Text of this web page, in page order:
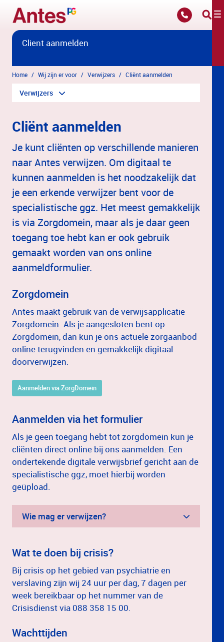
Overslaan en naar hoofdinhoud gaan
Client aanmelden
Home Wij zijn er voor Verwijzers Cliënt aanmelden
Verwijzers
Cliënt aanmelden
Je kunt cliënten op verschillende manieren
naar Antes verwijzen. Om digitaal te
kunnen aanmelden is het noodzakelijk dat
je een erkende verwijzer bent voor de
specialistische ggz. Het meest gemakkelijk
is via Zorgdomein, maar als je daar geen
toegang toe hebt kan er ook gebruik
gemaakt worden van ons online
aanmeldformulier.
Zorgdomein
Antes maakt gebruik van de verwijsapplicatie
Zorgdomein. Als je aangesloten bent op
Zorgdomein, dan kun je ons actuele zorgaanbod
online terugvinden en gemakkelijk digitaal
doorverwijzen.
Aanmelden via ZorgDomein
Aanmelden via het formulier
Als je geen toegang hebt tot zorgdomein kun je
cliënten direct online bij ons aanmelden. Een
ondertekende digitale verwijsbrief gericht aan de
specialistische ggz, moet hierbij worden
geüpload.
Wie mag er verwijzen?
Wat te doen bij crisis?
Bij crisis op het gebied van psychiatrie en
verslaving zijn wij 24 uur per dag, 7 dagen per
week bereikbaar op het nummer van de
Crisisdienst via 088 358 15 00.
Wachttijden